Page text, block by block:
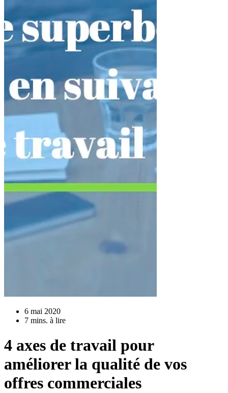
6 mai 2020
7 mins. à lire
4 axes de travail pour
améliorer la qualité de vos
offres commerciales